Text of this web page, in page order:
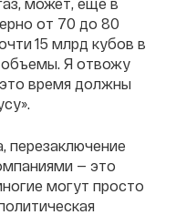
от 70 до 80
15 млрд кубов в
Я отвожу
время должны
перезаключение
— это
могут просто